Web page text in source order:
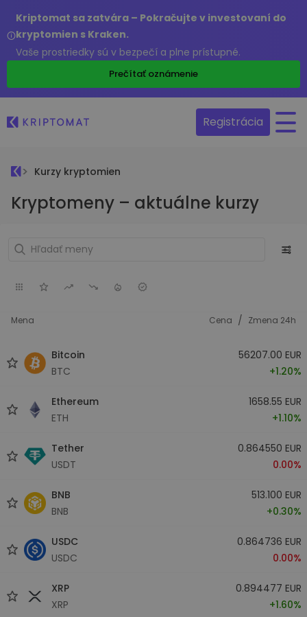
Kriptomat sa zatvára – Pokračujte v investovaní do
kryptomien s Kraken.
Vaše prostriedky sú v bezpečí a plne prístupné.
Prečítať oznámenie
Registrácia
Kurzy kryptomien
Kryptomeny – aktuálne kurzy
Mena Cena / Zmena 24h
Bitcoin
BTC
56207.00 EUR
+1.20%
Ethereum
ETH
1658.55 EUR
+1.10%
Tether
USDT
0.864550 EUR
0.00%
BNB
BNB
513.100 EUR
+0.30%
USDC
USDC
0.864736 EUR
0.00%
XRP
XRP
0.894477 EUR
+1.60%